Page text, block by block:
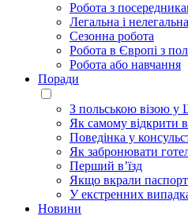
Робота з
Легальна і
Сезонна робота
Робота в Європі з
Робота або навчання
Поради
З польською візою у
Як самому відкрити
Поведінка у
Як забронювати
Перший в’їзд
Якщо вкрали
У екстренних
Новини